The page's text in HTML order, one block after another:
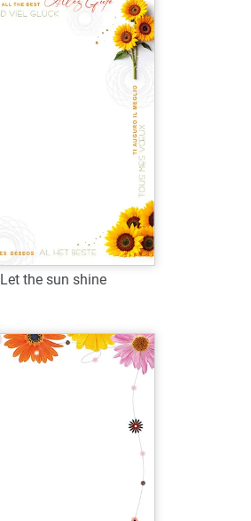
Verfügbar
Zum Merkzettel hinzufügen
Let the sun shine
Art.-Nr.: G38997
Verfügbar
Zum Merkzettel hinzufügen